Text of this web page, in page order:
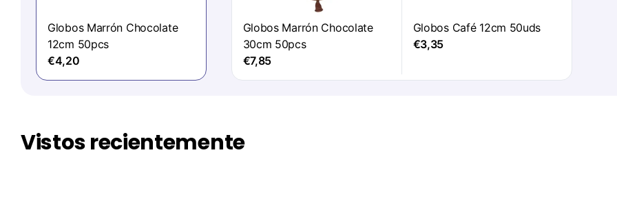
Globos Marrón Chocolate
12cm 50pcs
€4,20
Globos Marrón Chocolate
30cm 50pcs
€7,85
Globos Café 12cm 50uds
€3,35
Vistos recientemente